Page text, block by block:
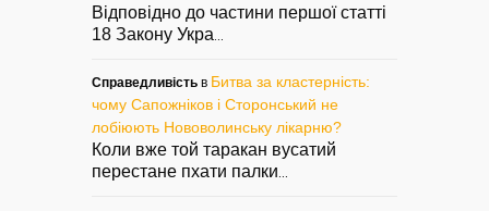
Відповідно до частини першої статті
18 Закону Укра
Справедливість в Битва за кластерність:
чому Сапожніков і Сторонський не
лобіюють Нововолинську лікарню?
Коли вже той таракан вусатий
перестане пхати палки